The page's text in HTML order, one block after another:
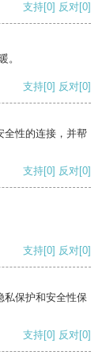
支持[0] 反对[0]
。
支持[0] 反对[0]
全性的连接，并帮
支持[0] 反对[0]
支持[0] 反对[0]
私保护和安全性保
支持[0] 反对[0]